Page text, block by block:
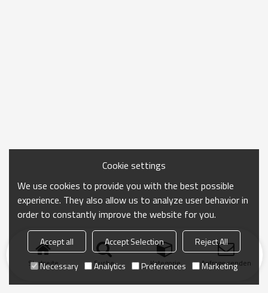
Startseite Suche Kategorie Anfrage senden
Cookie settings
We use cookies to provide you with the best possible
experience. They also allow us to analyze user behavior in
order to constantly improve the website for you.
Accept all Accept Selection
Reject All
Necessary
Analytics Preferences Marketing